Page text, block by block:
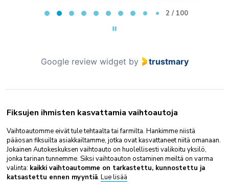
2 / 100
Google review widget by trustmary
Fiksujen ihmisten kasvattamia vaihtoautoja
Vaihtoautomme eivät tule tehtaalta tai farmilta. Hankimme niistä
pääosan fiksuilta asiakkailtamme, jotka ovat kasvattaneet niitä omanaan.
Jokainen Autokeskuksen vaihtoauto on huolellisesti valikoitu yksilö,
jonka tarinan tunnemme. Siksi vaihtoauton ostaminen meiltä on varma
valinta: kaikki vaihtoautomme on tarkastettu, kunnostettu ja
katsastettu ennen myyntiä. Lue lisää